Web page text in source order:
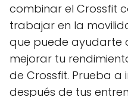
combinar el Crossfit
trabajar en la
que puede ayudarte
mejorar tu
de Crossfit. Prueba a
después de tus